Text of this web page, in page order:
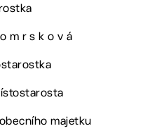
m r s k o v á
majetku